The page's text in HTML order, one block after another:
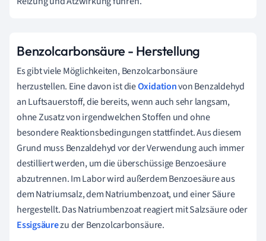
Benzolcarbonsäure - Herstellung
Es gibt viele Möglichkeiten, Benzolcarbonsäure
herzustellen. Eine davon ist dieOxidationvon Benzaldehyd
an Luftsauerstoff, die bereits, wenn auch sehr langsam,
ohne Zusatz von irgendwelchen Stoffen und ohne
besondere Reaktionsbedingungen stattfindet. Aus diesem
Grund muss Benzaldehyd vor der Verwendung auch immer
destilliert werden, um die überschüssige Benzoesäure
abzutrennen. Im Labor wird außerdem Benzoesäure aus
dem Natriumsalz, dem Natriumbenzoat, und einer Säure
hergestellt. Das Natriumbenzoat reagiert mit Salzsäure oder
Essigsäurezu der Benzolcarbonsäure.